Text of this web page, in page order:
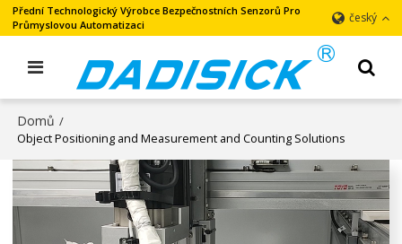
Přední Technologický Výrobce Bezpečnostních Senzorů Pro
Průmyslovou Automatizaci
český
Domů /
Object Positioning and Measurement and Counting Solutions